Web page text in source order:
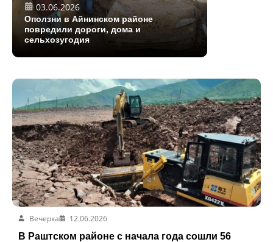
03.06.2026
Оползни в Айнинском районе
повредили дороги, дома и
сельхозугодия
Вечерка
12.06.2026
В Раштском районе с начала года сошли 56